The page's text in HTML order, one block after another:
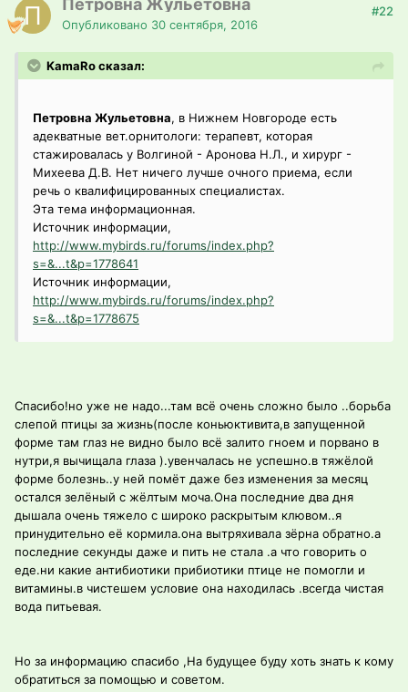
Петровна Жульетовна
Опубликовано 30 сентября, 2016
#22
KamaRo сказал:
Петровна Жульетовна, в Нижнем Новгороде есть
адекватные вет.орнитологи: терапевт, которая
стажировалась у Волгиной - Аронова Н.Л., и хирург -
Михеева Д.В. Нет ничего лучше очного приема, если
речь о квалифицированных специалистах.
Эта тема информационная.
Источник информации,
http://www.mybirds.ru/forums/index.php?
s=&...t&p=1778641
Источник информации,
http://www.mybirds.ru/forums/index.php?
s=&...t&p=1778675
Спасибо!но уже не надо...там всё очень сложно было ..борьба
слепой птицы за жизнь(после коньюктивита,в запущенной
форме там глаз не видно было всё залито гноем и порвано в
нутри,я вычищала глаза ).увенчалась не успешно.в тяжёлой
форме болезнь..у ней помёт даже без изменения за месяц
остался зелёный с жёлтым моча.Она последние два дня
дышала очень тяжело с широко раскрытым клювом..я
принудительно её кормила.она вытряхивала зёрна обратно.а
последние секунды даже и пить не стала .а что говорить о
еде.ни какие антибиотики прибиотики птице не помогли и
витамины.в чистешем условие она находилась .всегда чистая
вода питьевая.
Но за информацию спасибо ,На будущее буду хоть знать к кому
обратиться за помощью и советом.